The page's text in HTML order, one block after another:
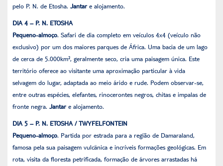
pelo P. N. de Etosha. Jantare alojamento.
DIA 4 – P. N. ETOSHA
Pequeno-almoço. Safari de dia completo em veículos 4x4 (veículo não
exclusivo) por um dos maiores parques de África. Uma bacia de um lago
de cerca de 5.000km², geralmente seco, cria uma paisagem única. Este
território oferece ao visitante uma aproximação particular à vida
selvagem do lugar, adaptada ao meio árido e rude. Podem observar-se,
entre outras espécies, elefantes, rinocerontes negros, chitas e impalas de
fronte negra. Jantare alojamento.
DIA 5 – P. N. ETOSHA / TWYFELFONTEIN
Pequeno-almoço. Partida por estrada para a região de Damaraland,
famosa pela sua paisagem vulcânica e incríveis formações geológicas. Em
rota, visita da floresta petrificada, formação de árvores arrastadas há